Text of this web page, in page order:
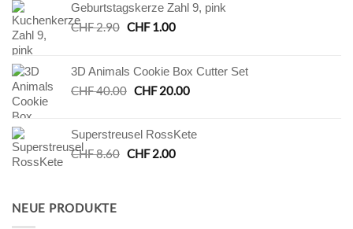
Geburtstagskerze Zahl 9, pink
CHF2.90 Ursprünglicher
CHF 2.90
CHF1.00Aktueller
CHF 1.00.
3D Animals Cookie Box Cutter Set
CHF40.00 Ursprünglicher
CHF 40.00
CHF20.00Aktueller
CHF 20.00.
Superstreusel RossKete
CHF8.60 Ursprünglicher
CHF2.00Aktueller
NEUE PRODUKTE